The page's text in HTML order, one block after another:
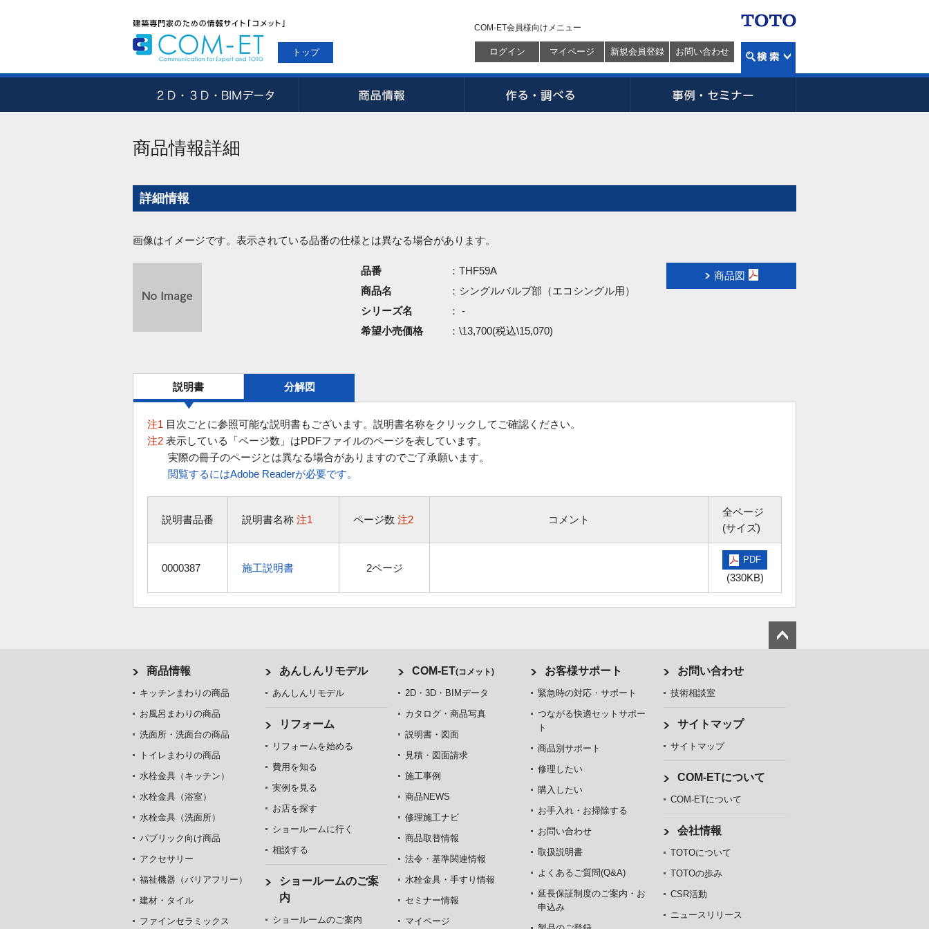
トップ
COM-ET会員様向けメニュー
ログイン マイページ 新規会員登録 お問い合わせ
商品情報詳細
詳細情報
画像はイメージです。表示されている品番の仕様とは異なる場合があります。
品番
：THF59A
商品名
：シングルバルブ部（エコシングル用）
シリーズ名
： -
希望小売価格
：\13,700(税込\15,070)
商品図
説明書 分解図
注1 目次ごとに参照可能な説明書もございます。説明書名称をクリックしてご確認ください。
注2 表示している「ページ数」はPDFファイルのページを表しています。
実際の冊子のページとは異なる場合がありますのでご了承願います。
閲覧するにはAdobe Readerが必要です。
説明書品番 説明書名称 注1 ページ数 注2 コメント
全ページ
(サイズ)
0000387 施工説明書 2ページ
PDF
(330KB)
商品情報
キッチンまわりの商品
お風呂まわりの商品
洗面所・洗面台の商品
トイレまわりの商品
水栓金具（キッチン）
水栓金具（浴室）
水栓金具（洗面所）
パブリック向け商品
アクセサリー
福祉機器（バリアフリー）
建材・タイル
ファインセラミックス
あんしんリモデル
あんしんリモデル
リフォーム
リフォームを始める
費用を知る
実例を見る
お店を探す
ショールームに行く
相談する
ショールームのご案
内
ショールームのご案内
COM-ET(コメット)
2D・3D・BIMデータ
カタログ・商品写真
説明書・図面
見積・図面請求
施工事例
商品NEWS
修理施工ナビ
商品取替情報
法令・基準関連情報
水栓金具・手すり情報
セミナー情報
マイページ
お客様サポート
緊急時の対応・サポート
つながる快適セットサポー
ト
商品別サポート
修理したい
購入したい
お手入れ・お掃除する
お問い合わせ
取扱説明書
よくあるご質問(Q&A)
延長保証制度のご案内・お
申込み
お問い合わせ
技術相談室
サイトマップ
サイトマップ
COM-ETについて
COM-ETについて
会社情報
TOTOについて
TOTOの歩み
CSR活動
ニュースリリース